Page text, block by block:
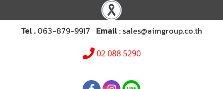
Tel .063-879-9917 Email : sales@aimgroup.co.th
02 088 5290